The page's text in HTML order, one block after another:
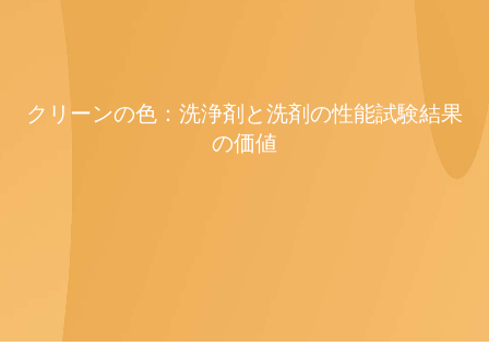
クリーンの色：洗浄剤と洗剤の性能試験結果
の価値